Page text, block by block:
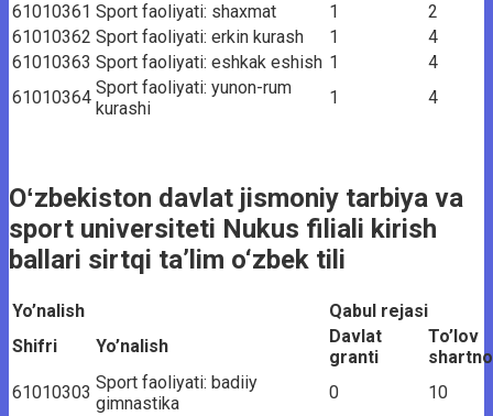
61010361 Sport faoliyati: shaxmat 1
2
61010362 Sport faoliyati: erkin kurash 1
4
61010363 Sport faoliyati: eshkak eshish 1
4
61010364 Sport faoliyati: yunon-rum
kurashi
1 4
Oʻzbekiston davlat jismoniy tarbiya va
sport universiteti Nukus filiali kirish
ballari sirtqi ta’lim o‘zbek tili
Yo’nalish
Qabul rejasi
Shifri
Yo’nalish
Davlat
granti
To’lov
61010303 Sport faoliyati: badiiy
gimnastika
0
10